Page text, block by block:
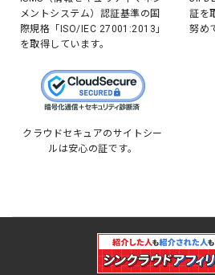
メントシステム）認証基準の国
際規格「ISO/IEC 27001:2013」
を取得しています。
証を
努め
クラウドセキュアのサイトシー
ルは安心の証です。